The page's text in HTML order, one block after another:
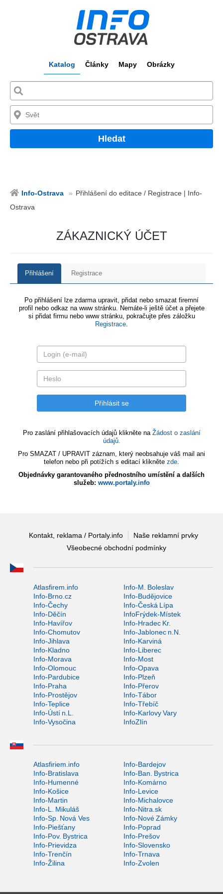
Katalog Články Mapy Obrázky
Hledat
Info-Ostrava
Přihlášení do editace / Registrace | Info-
Ostrava
ZÁKAZNICKÝ ÚČET
Přihlášení Registrace
Po přihlášení lze zdarma upravit, přidat nebo smazat firemní
profil nebo odkaz na www stránku. Nemáte-li ještě účet a přejete
si přidat firmu nebo www stránku, pokračujte přes záložku
Registrace.
Pro zaslání přihlašovacích údajů klikněte na Žádost o zaslání
údajů.
Pro SMAZAT / UPRAVIT záznam, který neobsahuje váš mail ani
telefon nebo při potížích s editací klikněte zde.
Objednávky garantovaného přednostního umístění a dalších
služeb: www.portaly.info
Kontakt, reklama / Portaly.info
Naše reklamní prvky
Všeobecné obchodní podmínky
Atlasfirem.info
Info-M. Boleslav
Info-Brno.cz
Info-Budějovice
Info-Čechy
Info-Česká Lípa
Info-Děčín
InfoFrýdek-Místek
Info-Havířov
Info-Hradec Kr.
Info-Chomutov
Info-Jablonec n.N.
Info-Jihlava
Info-Karviná
Info-Kladno
Info-Liberec
Info-Morava
Info-Most
Info-Olomouc
Info-Opava
Info-Pardubice
Info-Plzeň
Info-Praha
Info-Přerov
Info-Prostějov
Info-Tábor
Info-Teplice
Info-Třebíč
Info-Ústí n.L.
Info-Karlovy Vary
Info-Vysočina
InfoZlín
Atlasfiriem.info
Info-Bardejov
Info-Bratislava
Info-Ban. Bystrica
Info-Humenné
Info-Komárno
Info-Košice
Info-Levice
Info-Martin
Info-Michalovce
Info-L. Mikuláš
Info-Nitra.sk
Info-Sp. Nová Ves
Info-Nové Zámky
Info-Piešťany
Info-Poprad
Info-Pov. Bystrica
Info-Prešov
Info-Prievidza
Info-Slovensko
Info-Trenčín
Info-Trnava
Info-Žilina
Info-Zvolen